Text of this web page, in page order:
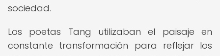
sociedad.
Los poetas Tang utilizaban el paisaje en
constante transformación para reflejar los